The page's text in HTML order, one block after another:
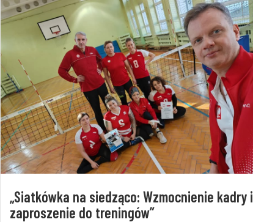
„Siatkówka na siedząco: Wzmocnienie kadry i
zaproszenie do treningów”